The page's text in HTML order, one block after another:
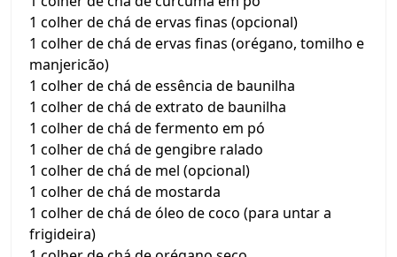
1 colher de chá de ervas finas (opcional)
1 colher de chá de ervas finas (orégano, tomilho e
manjericão)
1 colher de chá de essência de baunilha
1 colher de chá de extrato de baunilha
1 colher de chá de fermento em pó
1 colher de chá de gengibre ralado
1 colher de chá de mel (opcional)
1 colher de chá de mostarda
1 colher de chá de óleo de coco (para untar a
frigideira)